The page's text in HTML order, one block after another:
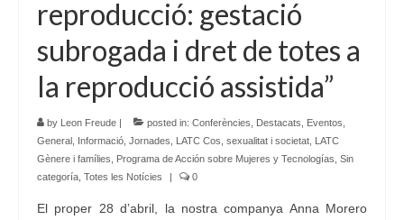
reproducció: gestació
subrogada i dret de totes a
la reproducció assistida”
by Leon Freude | posted in: Conferències Destacats Eventos
General Informació Jornades LATC Cos, sexualitat i societat LATC
Gènere i famílies
Programa de Acción sobre Mujeres y Tecnologías Sin
categoría Totes les Notícies | 0
El proper 28 d’abril, la nostra companya Anna Morero